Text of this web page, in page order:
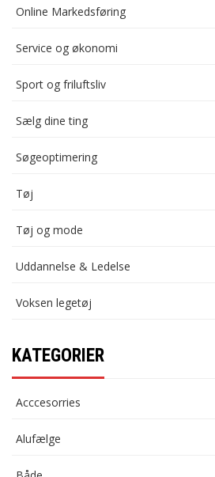
Online Markedsføring
Service og økonomi
Sport og friluftsliv
Sælg dine ting
Søgeoptimering
Tøj
Tøj og mode
Uddannelse & Ledelse
Voksen legetøj
KATEGORIER
Acccesorries
Alufælge